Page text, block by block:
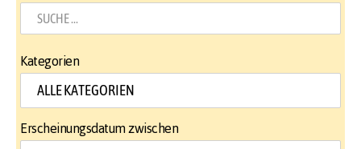
Kategorien
Erscheinungsdatum zwischen